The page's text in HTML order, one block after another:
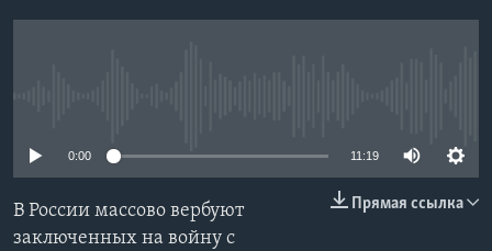
Языки
0:00 11:19
Прямая ссылка
В России массово вербуют
заключенных на войну с